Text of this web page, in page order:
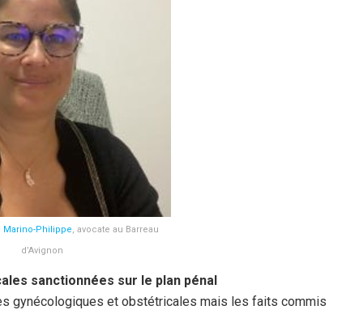
Marino-Philippe, avocate au Barreau
d’Avignon
sanctionnées sur le plan pénal
gynécologiques et obstétricales mais les faits commis